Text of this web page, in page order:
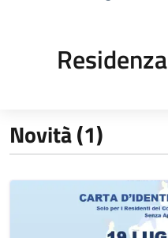
Residenza
Novità (1)